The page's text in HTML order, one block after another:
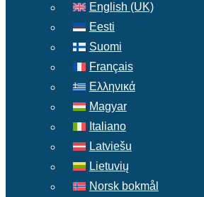
English (UK)
Eesti
Suomi
Français
Ελληνικά
Magyar
Italiano
Latviešu
Lietuvių
Norsk bokmål